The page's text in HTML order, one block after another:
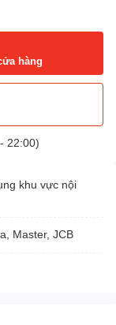
hàng
22:00)
khu vực nội
Master, JCB